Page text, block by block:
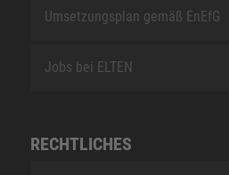
Umsetzungsplan gemäß EnEfG
Jobs bei ELTEN
RECHTLICHES